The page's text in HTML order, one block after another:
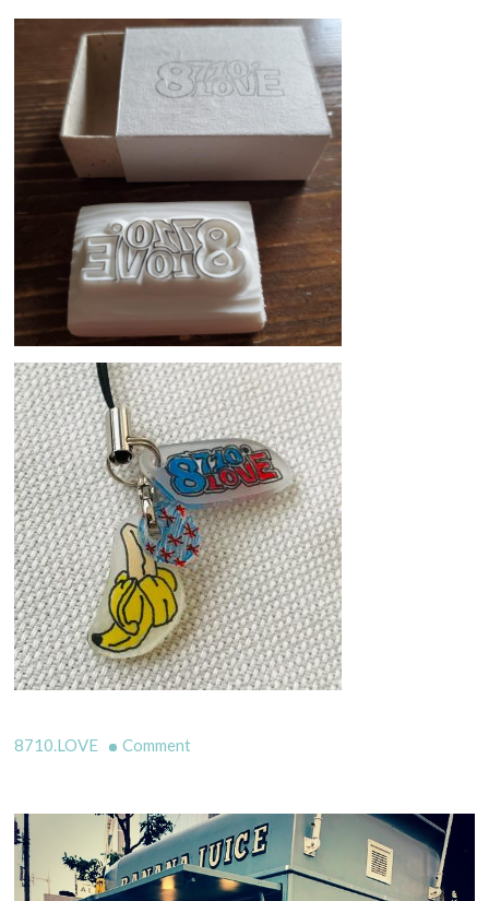
8710.LOVE Commenton
イ
ベ
ン